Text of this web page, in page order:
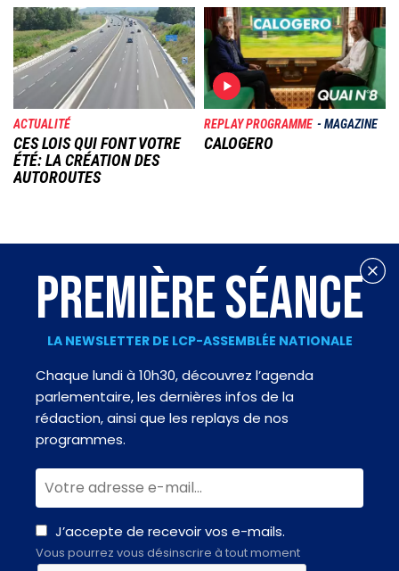
Image
ACTUALITÉ
CES LOIS QUI FONT VOTRE
ÉTÉ: LA CRÉATION DES
AUTOROUTES
Image
REPLAY PROGRAMME MAGAZINE
CALOGERO
PREMIÈRE SÉANCE
LA NEWSLETTER DE LCP-ASSEMBLÉE NATIONALE
Chaque lundi à 10h30, découvrez l’agenda
parlementaire, les dernières infos de la
rédaction, ainsi que les replays de nos
programmes.
J’accepte de recevoir vos e-mails.
Vous pourrez vous désinscrire à tout moment